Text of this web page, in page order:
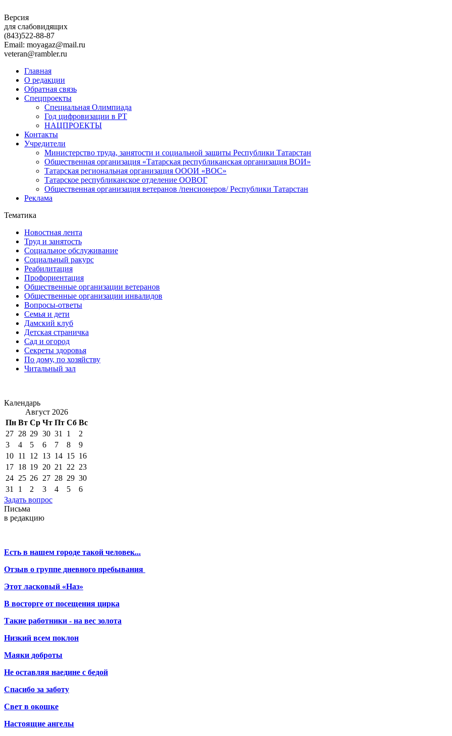
Версия
для слабовидящих
(843)522-88-87
Email: moyagaz@mail.ru
veteran@rambler.ru
Главная
О редакции
Обратная связь
Спецпроекты
Специальная Олимпиада
Год цифровизации в РТ
НАЦПРОЕКТЫ
Контакты
Учредители
Министерство труда, занятости и социальной защиты Республики Татарстан
Общественная организация «Татарская республиканская организация ВОИ»
Татарская региональная организация ОООИ «ВОС»
Татарское республиканское отделение ООВОГ
Общественная организация ветеранов /пенсионеров/ Республики Татарстан
Реклама
Тематика
Новостная лента
Труд и занятость
Социальное обслуживание
Социальный ракурс
Реабилитация
Профориентация
Общественные организации ветеранов
Общественные организации инвалидов
Вопросы-ответы
Семья и дети
Дамский клуб
Детская страничка
Сад и огород
Секреты здоровья
По дому, по хозяйству
Читальный зал
Календарь
Август 2026
Пн Вт Ср Чт Пт Сб Вс
27 28 29 30 31 1
2
3
4 5 6 7 8
9
10 11 12 13 14 15 16
17 18 19 20 21 22 23
24 25 26 27 28 29 30
31
1 2 3 4 5
6
Задать вопрос
Письма
в редакцию
Есть в нашем городе такой человек...
Отзыв о группе дневного пребывания
Этот ласковый «Наз»
В восторге от посещения цирка
Такие работники - на вес золота
Низкий всем поклон
Маяки доброты
Не оставляя наедине с бедой
Спасибо за заботу
Свет в окошке
Настоящие ангелы